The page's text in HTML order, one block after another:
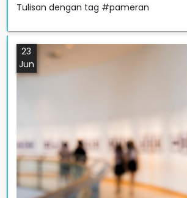
Tulisan dengan tag #pameran
23
Jun